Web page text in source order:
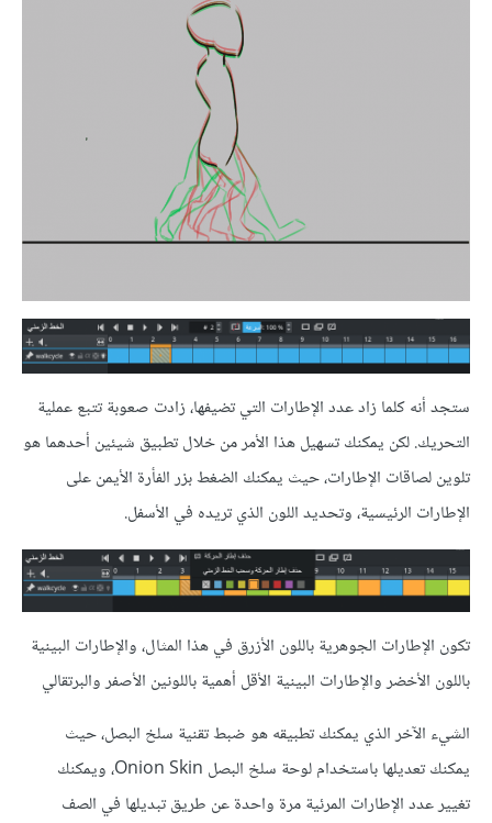
ستجد أنه كلما زاد عدد الإطارات التي تضيفها، زادت صعوبة تتبع عملية
التحريك. لكن يمكنك تسهيل هذا الأمر من خلال تطبيق شيئين أحدهما هو
تلوين لصاقات الإطارات، حيث يمكنك الضغط بزر الفأرة الأيمن على
الإطارات الرئيسية، وتحديد اللون الذي تريده في الأسفل.
تكون الإطارات الجوهرية باللون الأزرق في هذا المثال، والإطارات البينية
باللون الأخضر والإطارات البينية الأقل أهمية باللونين الأصفر والبرتقالي
الشيء الآخر الذي يمكنك تطبيقه هو ضبط تقنية سلخ البصل، حيث
يمكنك تعديلها باستخدام لوحة سلخ البصل Onion Skin، ويمكنك
تغيير عدد الإطارات المرئية مرة واحدة عن طريق تبديلها في الصف